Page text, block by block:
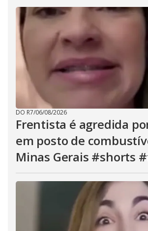
DO R7/06/08/2026
Frentista é agredida
em posto de
Minas Gerais #shorts